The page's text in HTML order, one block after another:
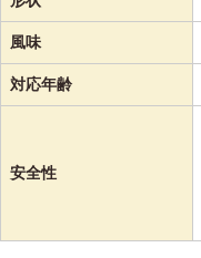
風味
対応年齢
安全性